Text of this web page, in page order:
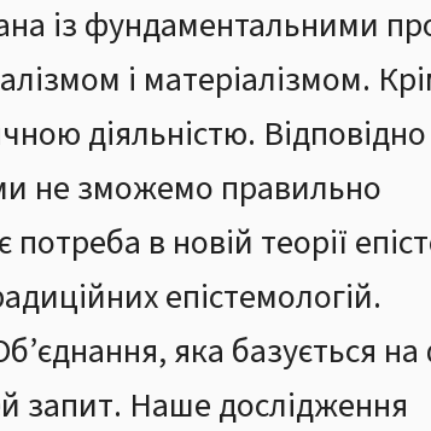
із фундаментальними
і матеріалізмом.
діяльністю.
не зможемо правильно
в новій теорії
епістемологій.
яка базується на
запит. Наше дослідження